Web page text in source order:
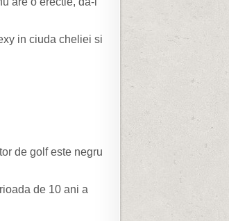
in ciuda cheliei si
de golf este negru
de 10 ani a